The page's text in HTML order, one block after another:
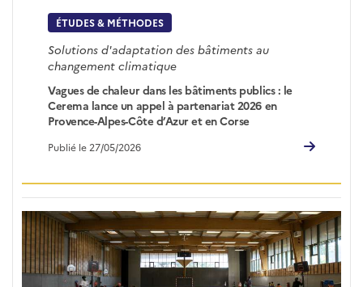
ÉTUDES & MÉTHODES
Solutions d'adaptation des bâtiments au
changement climatique
Vagues de chaleur dans les bâtiments publics : le
Cerema lance un appel à partenariat 2026 en
Provence-Alpes-Côte d’Azur et en Corse
Publié le 27/05/2026